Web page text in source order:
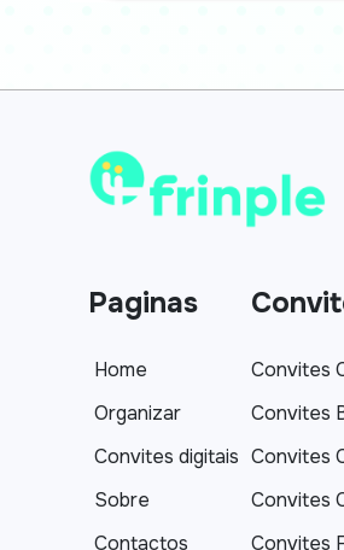
Paginas
Home
Organizar
Convites digitais
Sobre
Contactos
Convites
Convites
Convites
Convites
Convites